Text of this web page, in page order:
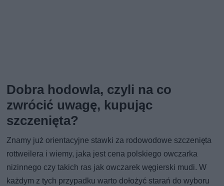
Dobra hodowla, czyli na co
zwrócić uwagę, kupując
szczenięta?
Znamy już orientacyjne stawki za rodowodowe szczenięta
rottweilera i wiemy, jaka jest cena polskiego owczarka
nizinnego czy takich ras jak owczarek węgierski mudi. W
każdym z tych przypadku warto dołożyć starań do wyboru